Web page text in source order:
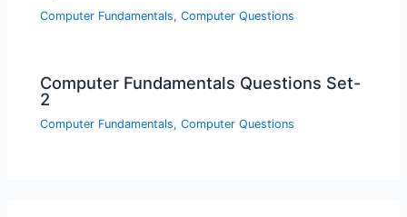
Computer Fundamentals,Computer Questions
Computer Fundamentals Questions Set-
2
Computer Fundamentals,Computer Questions